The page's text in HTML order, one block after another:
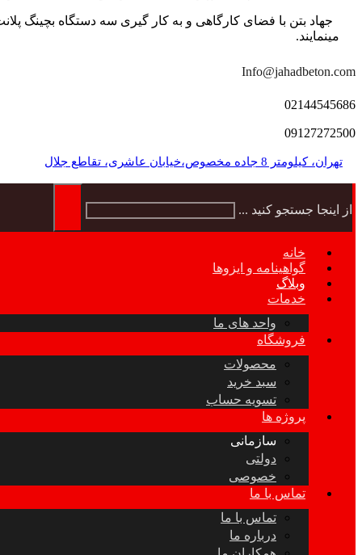
مینمایند.
Info@jahadbeton.com
02144545686
09127272500
تهران، کیلومتر 8 جاده مخصوص،خیابان عاشری، تقاطع جلال
از اینجا جستجو کنید ...
خانه
گواهینامه و ایزوها
وبلاگ
خدمات
واحد های ما
فروشگاه
محصولات
سبد خرید
تسویه حساب
پروژه ها
سازمانی
دولتی
خصوصی
تماس با ما
تماس با ما
درباره ما